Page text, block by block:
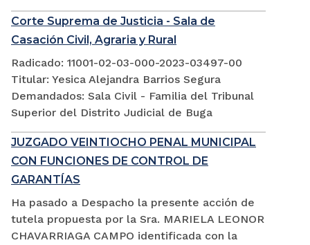
Corte Suprema de Justicia - Sala de
Casación Civil, Agraria y Rural
Radicado: 11001-02-03-000-2023-03497-00
Titular: Yesica Alejandra Barrios Segura
Demandados: Sala Civil - Familia del Tribunal
Superior del Distrito Judicial de Buga
JUZGADO VEINTIOCHO PENAL MUNICIPAL
CON FUNCIONES DE CONTROL DE
GARANTÍAS
Ha pasado a Despacho la presente acción de
tutela propuesta por la Sra. MARIELA LEONOR
CHAVARRIAGA CAMPO identificada con la